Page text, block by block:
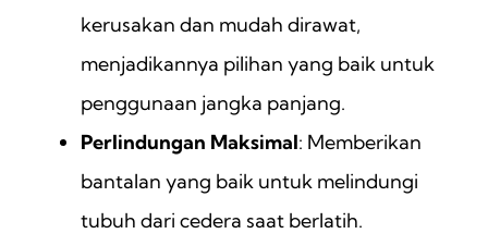
kerusakan dan mudah dirawat,
menjadikannya pilihan yang baik untuk
penggunaan jangka panjang.
Perlindungan Maksimal: Memberikan
bantalan yang baik untuk melindungi
tubuh dari cedera saat berlatih.